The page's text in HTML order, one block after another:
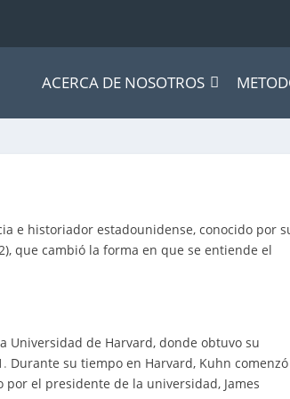
ACERCA DE NOSOTROS
e historiador estadounidense, conocido por
que cambió la forma en que se entiende el
Universidad de Harvard, donde obtuvo su
. Durante su tiempo en Harvard, Kuhn comenzó
el presidente de la universidad, James